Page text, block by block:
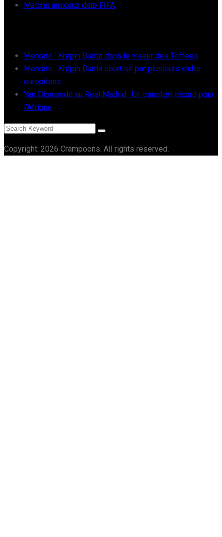
Matchs amicaux date FIFA
Mercato : Krepin Diatta dans le viseur des Toffees
Mercato : Krépin Diatta courtisé par plusieurs clubs
européens
Yan Diomandé au Real Madrid : Un transfert record pour
l’Afrique
Copyright: 2026 Crampoons. All rights reserved.